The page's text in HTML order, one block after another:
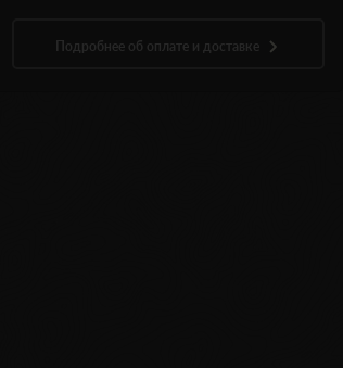
Подробнее об оплате и доставке